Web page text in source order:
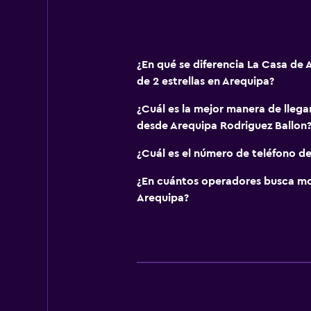
¿En qué se diferencia La Casa
de 2 estrellas en Arequipa?
¿Cuál es la mejor manera de
desde Arequipa Rodriguez Ballon?
¿Cuál es el número de teléfono
¿En cuántos operadores busca
Arequipa?